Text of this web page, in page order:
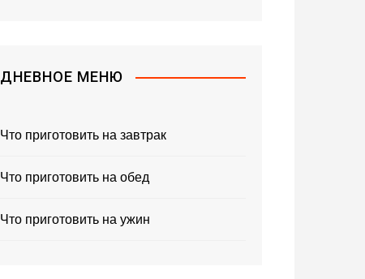
ДНЕВНОЕ МЕНЮ
Что приготовить на завтрак
Что приготовить на обед
Что приготовить на ужин